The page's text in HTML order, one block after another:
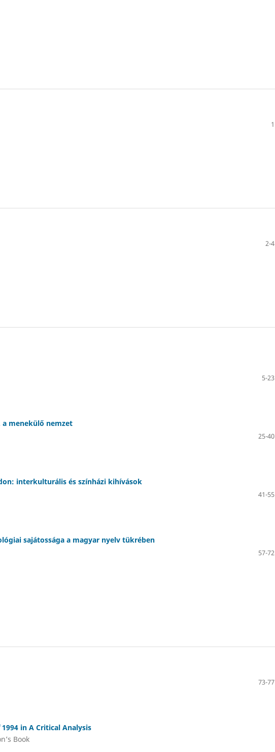
1
2-4
5-23
a menekülő nemzet
25-40
interkulturális és színházi kihívások
41-55
sajátossága a magyar nyelv tükrében
57-72
73-77
in A Critical Analysis
Book